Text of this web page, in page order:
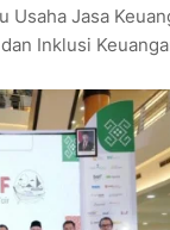
Jasa
Inklusi